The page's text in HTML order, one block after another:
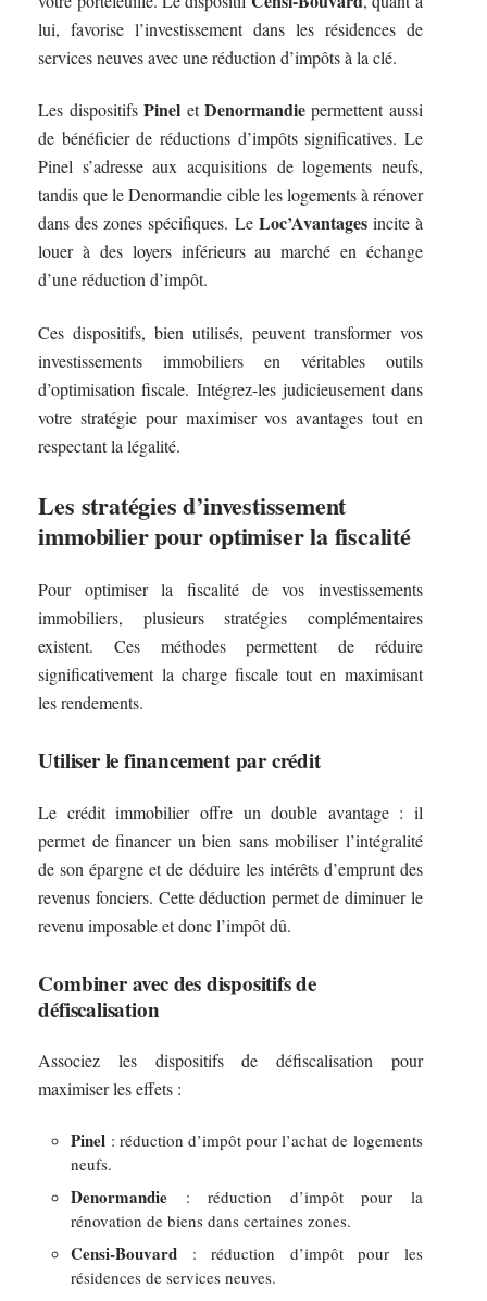
lui, favorise l’investissement dans les résidences de
services neuves avec une réduction d’impôts à la clé.
Les dispositifsPinel etDenormandiepermettent aussi
de bénéficier de réductions d’impôts significatives. Le
Pinel s’adresse aux acquisitions de logements neufs,
tandis que le Denormandie cible les logements à rénover
dans des zones spécifiques. Le Loc’Avantagesincite à
louer à des loyers inférieurs au marché en échange
d’une réduction d’impôt.
Ces dispositifs, bien utilisés, peuvent transformer vos
investissements immobiliers en véritables outils
d’optimisation fiscale. Intégrez-les judicieusement dans
votre stratégie pour maximiser vos avantages tout en
respectant la légalité.
Les stratégies d’investissement
immobilier pour optimiser la fiscalité
Pour optimiser la fiscalité de vos investissements
immobiliers, plusieurs stratégies complémentaires
existent. Ces méthodes permettent de réduire
significativement la charge fiscale tout en maximisant
les rendements.
Utiliser le financement par crédit
Le crédit immobilier offre un double avantage : il
permet de financer un bien sans mobiliser l’intégralité
de son épargne et de déduire les intérêts d’emprunt des
revenus fonciers. Cette déduction permet de diminuer le
revenu imposable et donc l’impôt dû.
Combiner avec des dispositifs de
défiscalisation
Associez les dispositifs de défiscalisation pour
maximiser les effets :
Pinel : réduction d’impôt pour l’achat de logements
neufs.
Denormandie : réduction d’impôt pour la
rénovation de biens dans certaines zones.
Censi-Bouvard : réduction d’impôt pour les
résidences de services neuves.